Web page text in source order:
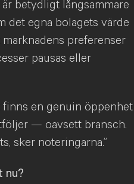
betydligt långsammare
det egna bolagets värde
preferenser
pausas eller
en genuin öppenhet
— oavsett bransch.
sker noteringarna.”
nu?